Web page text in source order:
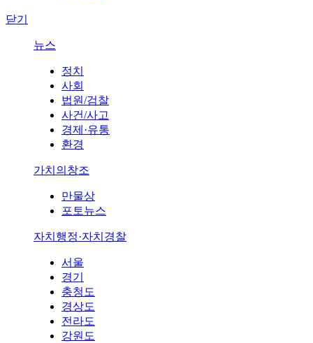
닫기
뉴스
정치
사회
법원/검찰
사건/사고
경제·유통
환경
가치의창조
만물상
포토뉴스
자치행정·자치경찰
서울
경기
충청도
경상도
전라도
강원도